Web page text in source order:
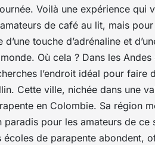
Voilà une expérience qui
de café au lit, mais
touche d’adrénaline et
monde. Où cela ? Dans les
l’endroit idéal pour faire
Cette ville, nichée dans une
en Colombie. Sa région
pour les amateurs de ce
écoles de parapente abondent,